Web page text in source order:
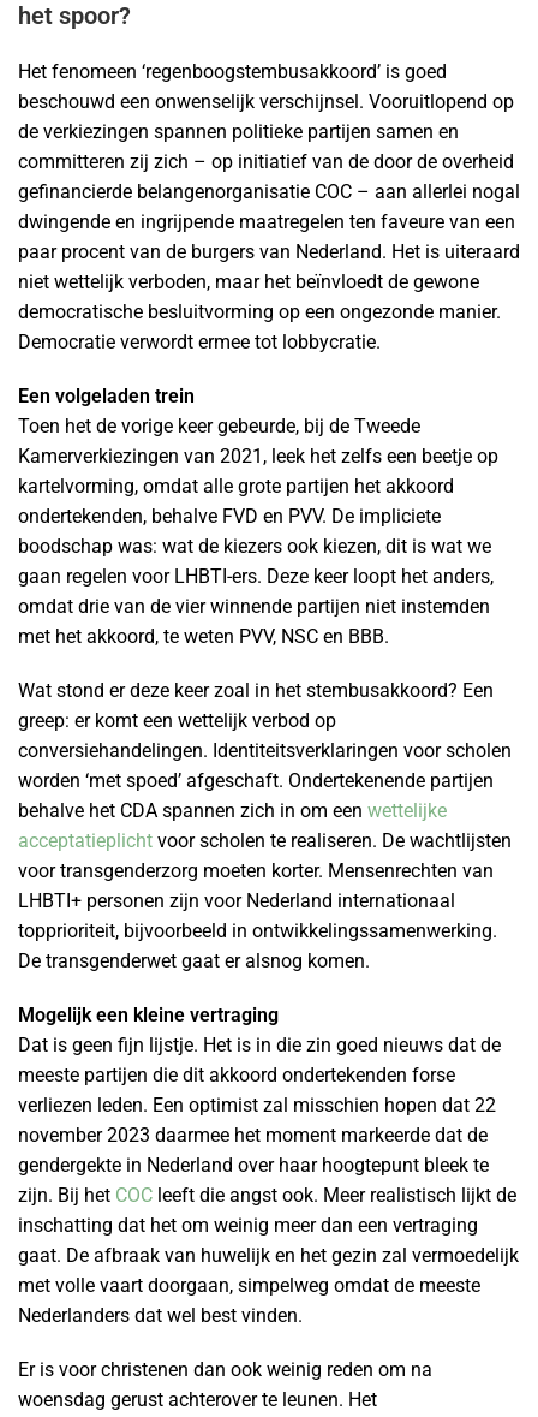
het spoor?
Het fenomeen ‘regenboogstembusakkoord’ is goed
beschouwd een onwenselijk verschijnsel. Vooruitlopend op
de verkiezingen spannen politieke partijen samen en
committeren zij zich – op initiatief van de door de overheid
gefinancierde belangenorganisatie COC – aan allerlei nogal
dwingende en ingrijpende maatregelen ten faveure van een
paar procent van de burgers van Nederland. Het is uiteraard
niet wettelijk verboden, maar het beïnvloedt de gewone
democratische besluitvorming op een ongezonde manier.
Democratie verwordt ermee tot lobbycratie.
Een volgeladen trein
Toen het de vorige keer gebeurde, bij de Tweede
Kamerverkiezingen van 2021, leek het zelfs een beetje op
kartelvorming, omdat alle grote partijen het akkoord
ondertekenden, behalve FVD en PVV. De impliciete
boodschap was: wat de kiezers ook kiezen, dit is wat we
gaan regelen voor LHBTI-ers. Deze keer loopt het anders,
omdat drie van de vier winnende partijen niet instemden
met het akkoord, te weten PVV, NSC en BBB.
Wat stond er deze keer zoal in het stembusakkoord? Een
greep: er komt een wettelijk verbod op
conversiehandelingen. Identiteitsverklaringen voor scholen
worden ‘met spoed’ afgeschaft. Ondertekenende partijen
behalve het CDA spannen zich in om een wettelijke
acceptatieplicht voor scholen te realiseren. De wachtlijsten
voor transgenderzorg moeten korter. Mensenrechten van
LHBTI+ personen zijn voor Nederland internationaal
topprioriteit, bijvoorbeeld in ontwikkelingssamenwerking.
De transgenderwet gaat er alsnog komen.
Mogelijk een kleine vertraging
Dat is geen fijn lijstje. Het is in die zin goed nieuws dat de
meeste partijen die dit akkoord ondertekenden forse
verliezen leden. Een optimist zal misschien hopen dat 22
november 2023 daarmee het moment markeerde dat de
gendergekte in Nederland over haar hoogtepunt bleek te
zijn. Bij het COC leeft die angst ook. Meer realistisch lijkt de
inschatting dat het om weinig meer dan een vertraging
gaat. De afbraak van huwelijk en het gezin zal vermoedelijk
met volle vaart doorgaan, simpelweg omdat de meeste
Nederlanders dat wel best vinden.
Er is voor christenen dan ook weinig reden om na
woensdag gerust achterover te leunen. Het